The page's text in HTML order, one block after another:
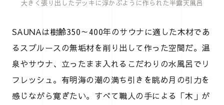
大きく張り出したデッキに浮かぶように作られた半露天風呂
SAUNAは樹齢350～400年のサウナに適した木材であ
るスプルースの無垢材を削り出して作った空間だ。温
泉やサウナ、立ったまま入れるこだわりの水風呂でリ
フレッシュ。有明海の潮の満ち引きを眺め月の引力を
感じながら寛ぎたい。すべて職人の手による「木」が